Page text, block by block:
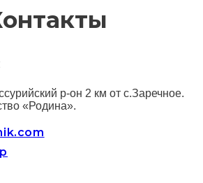
р-он 2 км от с.Заречное.
«Родина».